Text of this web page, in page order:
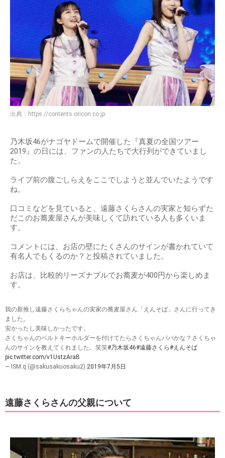
出典： https://contents.oricon.co.jp
乃木坂46がナゴヤドームで開催した『真夏の全国ツアー
2019』の日には、ファンの人たちで大行列ができていまし
た。
ライブ前の腹ごしらえをここでしようと並んでいたようです
ね。
口コミなどを見ていると、遠藤さくらさんの実家と知らずた
だこのお蕎麦屋さんが美味しくて訪れている人も多くいま
す。
コメントには、お店の壁にたくさんのサインが書かれていて
有名人でもくるのか？と投稿されていました。
お店は、比較的リーズナブルでお蕎麦が400円から楽しめま
す。
我の新推し遠藤さくらちゃんの実家の蕎麦屋さん「えんそば」さんに行ってき
ました。
安かったし美味しかったです。
さくちゃんのベルトキーホルダーを付けてたらさくちゃんパパかな？さくちゃ
んのサインを教えてくれました。笑笑#乃木坂46#遠藤さくら#えんそば
pic.twitter.com/v1UstzAraB
— ISM.q (@sakusakuosaku2) 2019年7月5日
遠藤さくらさんの父親について